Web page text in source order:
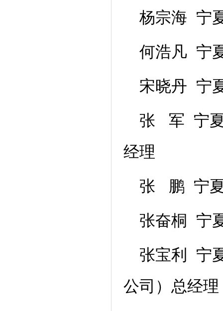
杨宗海 宁
何浩凡 宁
宋晓丹 宁
张 军 宁夏
经理
张 鹏 宁夏
张奋桐 宁
张宝利 宁
公司）总经理